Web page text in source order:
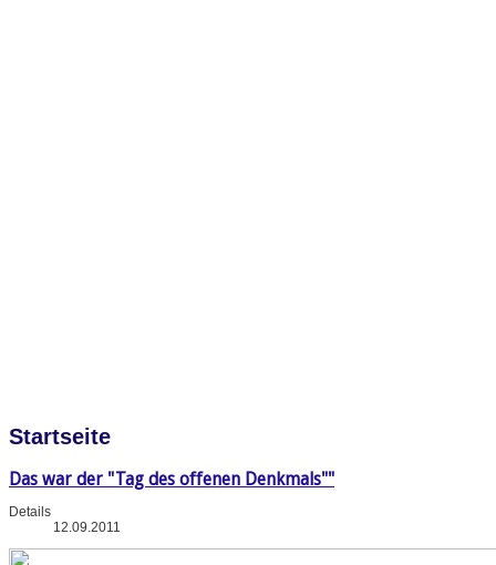
Startseite
Das war der "Tag des offenen Denkmals""
Details
12.09.2011